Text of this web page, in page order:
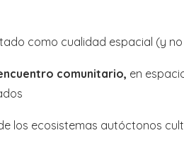
como cualidad espacial (y
comunitario, en
los ecosistemas autóctonos